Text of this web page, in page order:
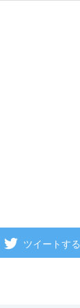
ツイートする